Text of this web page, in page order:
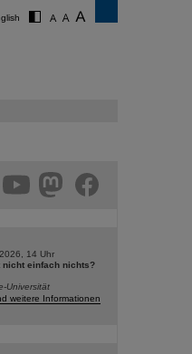
14 Uhr
nicht einfach nichts?
Universität
weitere Informationen